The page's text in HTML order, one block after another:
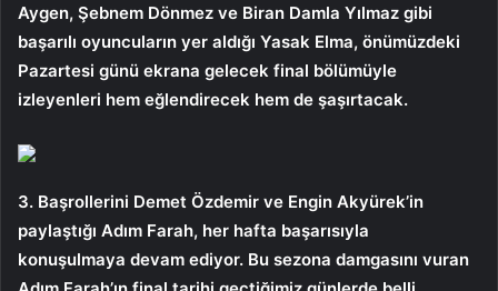
Aygen, Şebnem Dönmez ve Biran Damla Yılmaz gibi
başarılı oyuncuların yer aldığı Yasak Elma, önümüzdeki
Pazartesi günü ekrana gelecek final bölümüyle
izleyenleri hem eğlendirecek hem de şaşırtacak.
3. Başrollerini Demet Özdemir ve Engin Akyürek’in
paylaştığı Adım Farah, her hafta başarısıyla
konuşulmaya devam ediyor. Bu sezona damgasını vuran